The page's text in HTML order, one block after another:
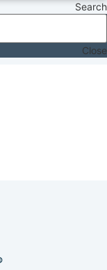
Search
Close